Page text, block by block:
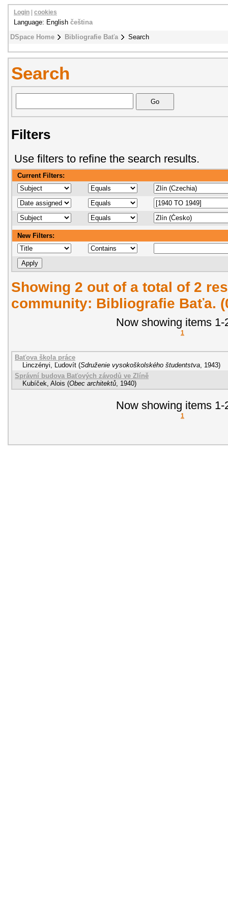
DSpace Home Bibliografie Baťa Search
Login cookies
Language: English čeština
Search
Filters
Use filters to refine the search results.
Current Filters:
New Filters:
Showing 2 out of a total of 2
community: Bibliografie Baťa.
Now showing items 1-
1
Baťova škola práce
Linczényi, Ľudovít (Sdruženie vysokoškolského študentstva, 1943)
Správní budova Baťových závodů ve Zlíně
Kubíček, Alois (Obec architektů, 1940)
Now showing items 1-
1